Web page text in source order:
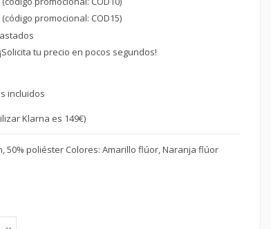
promocional: COD15)
tu precio en pocos segundos!
incluidos
Klarna es 149€)
50% poliéster Colores: Amarillo flúor, Naranja flúor